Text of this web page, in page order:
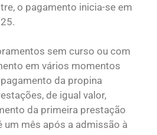
o pagamento inicia-se em
sem curso ou com
em vários momentos
da propina
de igual valor,
da primeira prestação
um mês após a admissão à